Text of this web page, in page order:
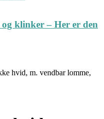
klinker – Her er den
hvid, m. vendbar lomme,